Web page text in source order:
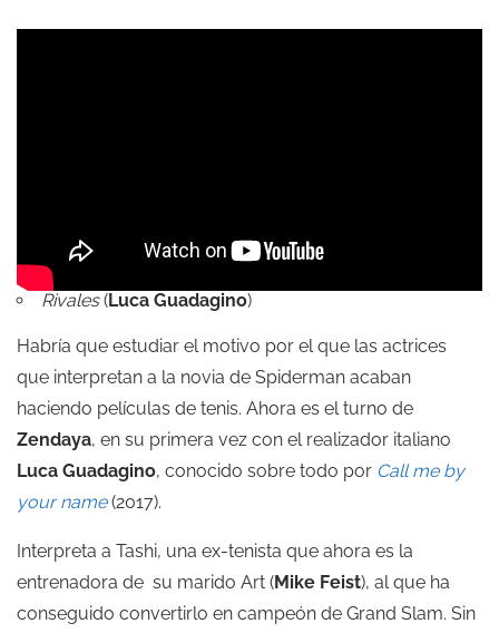
Rivales(Luca Guadagino)
Habría que estudiar el motivo por el que las actrices
que interpretan a la novia de Spiderman acaban
haciendo películas de tenis. Ahora es el turno de
Zendaya, en su primera vez con el realizador italiano
Luca Guadagino, conocido sobre todo por Call me by
your name (2017).
Interpreta a Tashi, una ex-tenista que ahora es la
entrenadora de su marido Art (Mike Feist), al que ha
conseguido convertirlo en campeón de Grand Slam. Sin